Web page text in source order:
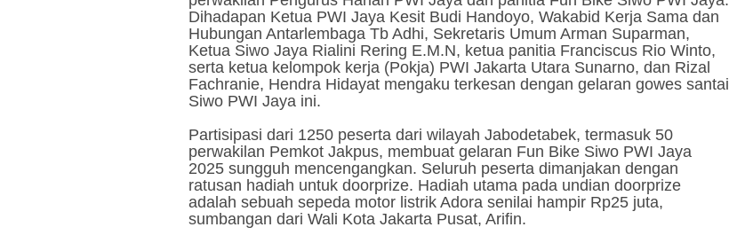
Dihadapan Ketua PWI Jaya Kesit Budi Handoyo, Wakabid Kerja Sama dan
Hubungan Antarlembaga Tb Adhi, Sekretaris Umum Arman Suparman,
Ketua Siwo Jaya Rialini Rering E.M.N, ketua panitia Franciscus Rio Winto,
serta ketua kelompok kerja (Pokja) PWI Jakarta Utara Sunarno, dan Rizal
Fachranie, Hendra Hidayat mengaku terkesan dengan gelaran gowes santai
Siwo PWI Jaya ini.
Partisipasi dari 1250 peserta dari wilayah Jabodetabek, termasuk 50
perwakilan Pemkot Jakpus, membuat gelaran Fun Bike Siwo PWI Jaya
2025 sungguh mencengangkan. Seluruh peserta dimanjakan dengan
ratusan hadiah untuk doorprize. Hadiah utama pada undian doorprize
adalah sebuah sepeda motor listrik Adora senilai hampir Rp25 juta,
sumbangan dari Wali Kota Jakarta Pusat, Arifin.